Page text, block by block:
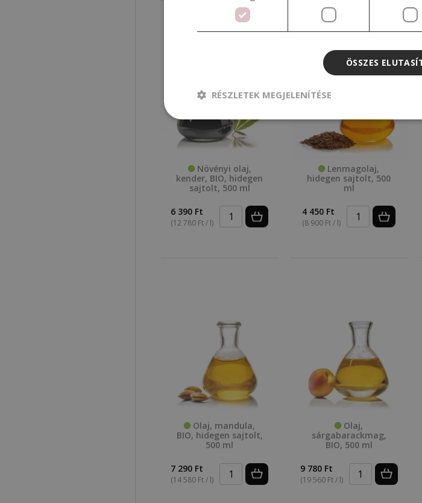
Növényi olaj,
kender, BIO, hidegen
sajtolt, 500 ml
6 390 Ft
(12 780 Ft / l)
Lenmagolaj,
hidegen sajtolt, 500
ml
4 450 Ft
(8 900 Ft / l)
Olaj, mandula,
BIO, hidegen sajtolt,
500 ml
7 290 Ft
(14 580 Ft / l)
Olaj,
sárgabarackmag,
BIO, 500 ml
9 780 Ft
(19 560 Ft / l)
ÖSSZES
RÉSZLETEK MEGJELENÍTÉSE